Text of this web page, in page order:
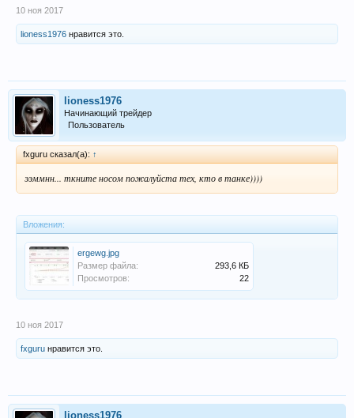
10 ноя 2017
lioness1976 нравится это.
lioness1976
Начинающий трейдер
Пользователь
fxguru сказал(а): ↑
ээммнн... ткните носом пожалуйста тех, кто в танке))))
Вложения:
ergewg.jpg
Размер файла:
293,6 КБ
Просмотров:
22
10 ноя 2017
fxguru нравится это.
lioness1976